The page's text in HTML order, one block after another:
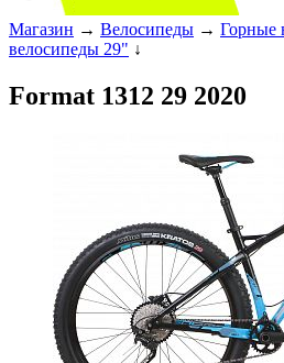
Магазин → Велосипеды → Горные
велосипеды 29" ↓
Format 1312 29 2020